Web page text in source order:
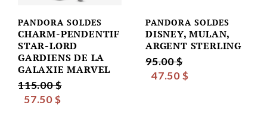
PANDORA SOLDES
CHARM-PENDENTIF
STAR-LORD
GARDIENS DE LA
GALAXIE MARVEL
115.00 $
57.50 $
PANDORA SOLDES
DISNEY, MULAN,
ARGENT STERLING
95.00 $
47.50 $